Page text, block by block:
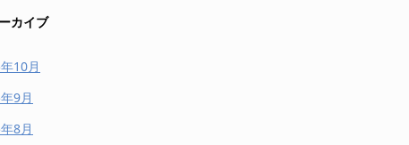
カイブ
10月
9月
8月